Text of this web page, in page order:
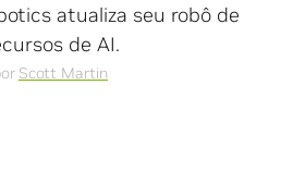
atualiza seu robô de
de AI.
Scott Martin